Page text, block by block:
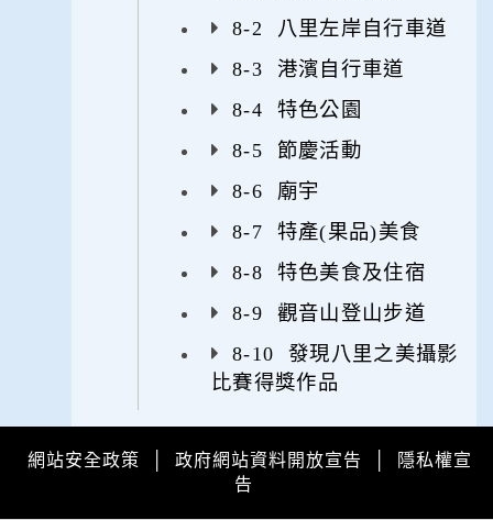
8-2 八里左岸自行車道
8-3 港濱自行車道
8-4 特色公園
8-5 節慶活動
8-6 廟宇
8-7 特產(果品)美食
8-8 特色美食及住宿
8-9 觀音山登山步道
8-10 發現八里之美攝影
比賽得獎作品
網站安全政策 政府網站資料開放宣告
隱私權宣
告